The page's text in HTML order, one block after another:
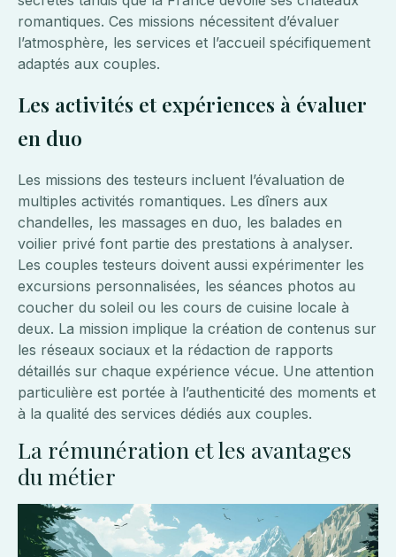
romantiques. Ces missions nécessitent d’évaluer
l’atmosphère, les services et l’accueil spécifiquement
adaptés aux couples.
Les activités et expériences à évaluer
en duo
Les missions des testeurs incluent l’évaluation de
multiples activités romantiques. Les dîners aux
chandelles, les massages en duo, les balades en
voilier privé font partie des prestations à analyser.
Les couples testeurs doivent aussi expérimenter les
excursions personnalisées, les séances photos au
coucher du soleil ou les cours de cuisine locale à
deux. La mission implique la création de contenus sur
les réseaux sociaux et la rédaction de rapports
détaillés sur chaque expérience vécue. Une attention
particulière est portée à l’authenticité des moments et
à la qualité des services dédiés aux couples.
La rémunération et les avantages
du métier